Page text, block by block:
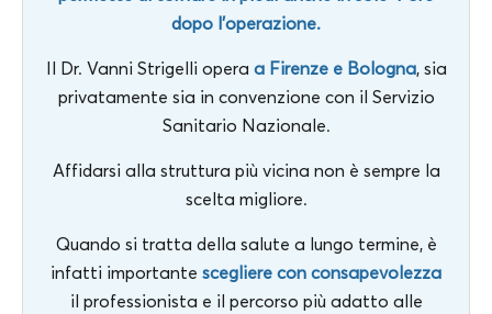
dopo l’operazione.
Il Dr. Vanni Strigelli opera a Firenze e Bologna, sia
privatamente sia in convenzione con il Servizio
Sanitario Nazionale.
Affidarsi alla struttura più vicina non è sempre la
scelta migliore.
Quando si tratta della salute a lungo termine, è
infatti importante scegliere con consapevolezza
il professionista e il percorso più adatto alle